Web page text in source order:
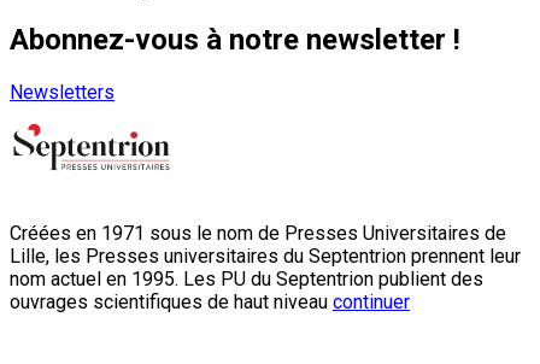
Abonnez-vous à notre newsletter !
Newsletters
Créées en 1971 sous le nom de Presses Universitaires de
Lille, les Presses universitaires du Septentrion prennent leur
nom actuel en 1995. Les PU du Septentrion publient des
ouvrages scientifiques de haut niveau continuer